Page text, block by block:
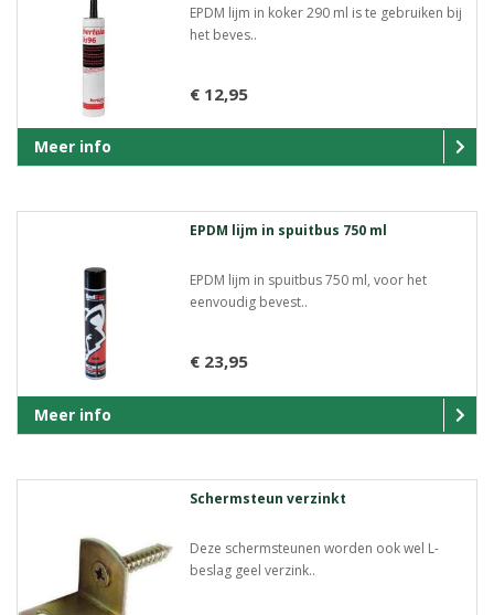
EPDM lijm in koker 290 ml is te gebruiken bij
het beves..
€ 12,95
Meer info
EPDM lijm in spuitbus 750 ml
EPDM lijm in spuitbus 750 ml, voor het
eenvoudig bevest..
€ 23,95
Meer info
Schermsteun verzinkt
Deze schermsteunen worden ook wel L-
beslag geel verzink..